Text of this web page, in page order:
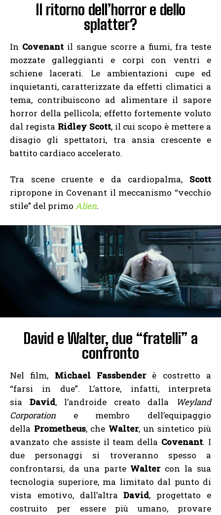
Il ritorno dell’horror e dello
splatter?
In Covenant il sangue scorre a fiumi, fra teste
mozzate galleggianti e corpi con ventri e
schiene lacerati. Le ambientazioni cupe ed
inquietanti, caratterizzate da effetti climatici a
tema, contribuiscono ad alimentare il sapore
horror della pellicola; effetto fortemente voluto
dal regista Ridley Scott, il cui scopo è mettere a
disagio gli spettatori, tra ansia crescente e
battito cardiaco accelerato.
Tra scene cruente e da cardiopalma, Scott
ripropone in Covenant il meccanismo “vecchio
stile” del primo Alien.
David e Walter, due “fratelli” a
confronto
Nel film, Michael Fassbenderè costretto a
“farsi in due”. L’attore, infatti, interpreta
sia David, l’androide creato dalla
Weyland
Corporation e membro dell’equipaggio
della Prometheus, che Walter, un sintetico più
avanzato che assiste il team della Covenant. I
due personaggi si troveranno spesso a
confrontarsi, da una parte Waltercon la sua
tecnologia superiore, ma limitato dal punto di
vista emotivo, dall’altraDavid, progettato e
costruito per essere più umano, provare